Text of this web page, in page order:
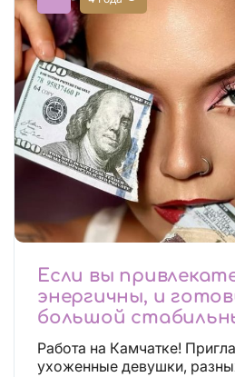
Если вы
энергичны, и
большой
заработок, тогда
что искали!
Работа на Камчатке!
ухоженные девушки,